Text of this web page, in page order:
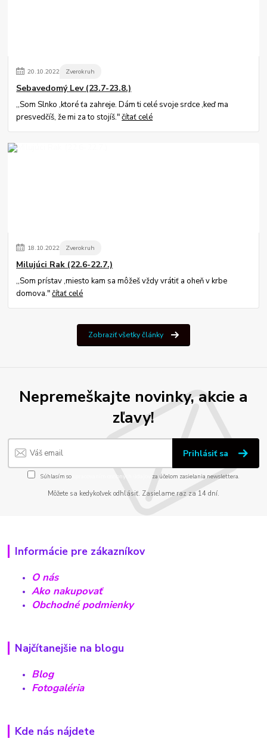
20.10.2022 Zverokruh
Sebavedomý Lev (23.7-23.8.)
,,Som Slnko ,ktoré ťa zahreje. Dám ti celé svoje srdce ,keď ma
presvedčíš, že mi za to stojíš."čítať celé
18.10.2022 Zverokruh
Milujúci Rak (22.6-22.7.)
,,Som prístav ,miesto kam sa môžeš vždy vrátiť a oheň v krbe
domova."čítať celé
Zobraziť všetky články
Nepremeškajte novinky, akcie a
zľavy!
Prihlásiť sa
Súhlasím so spracovaním osobných údajov za účelom zasielania newslettera.
Môžete sa kedykoľvek odhlásiť. Zasielame raz za 14 dní.
Informácie pre zákazníkov
O nás
Ako nakupovať
Obchodné podmienky
Najčítanejšie na blogu
Blog
Fotogaléria
Kde nás nájdete